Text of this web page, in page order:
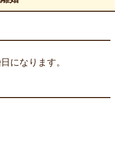
になります。